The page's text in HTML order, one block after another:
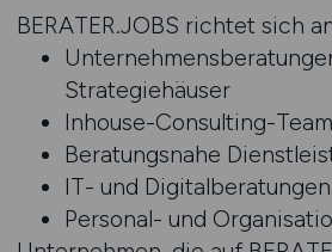
BERATER.JOBS richtet sich
Strategiehäuser
Inhouse-Consulting-
Beratungsnahe
IT- und Digitalberatungen
Personal- und